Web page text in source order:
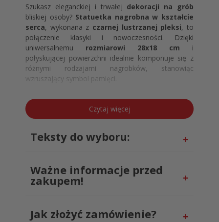
Szukasz eleganckiej i trwałej dekoracji na grób
bliskiej osoby? Statuetka nagrobna w kształcie
serca, wykonana z czarnej lustrzanej pleksi, to
połączenie klasyki i nowoczesności. Dzięki
uniwersalnemu rozmiarowi 28x18 cm i
połyskującej powierzchni idealnie komponuje się z
różnymi rodzajami nagrobków, stanowiąc
wzruszający symbol pamięci.
praktyczną. W tylnej części znajduje się specjalne
miejsce na znicz, co czyni z niej funkcjonalną
technologią UVzapewnia trwałość i odporność na
Dedykacja umieszczona na statuetce jest gotowa
do wyboru spośród dostępnych wariantów.
czarnej lustrzanej pleksi –
idealna pamiątka na
Czytaj więcej
Teksty do wyboru:
Ważne informacje przed
zakupem!
Jak złożyć zamówienie?